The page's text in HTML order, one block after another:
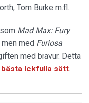
Tom Burke m.fl.
Mad Max: Fury
med Furiosa
med bravur. Detta
bästa lekfulla sätt.